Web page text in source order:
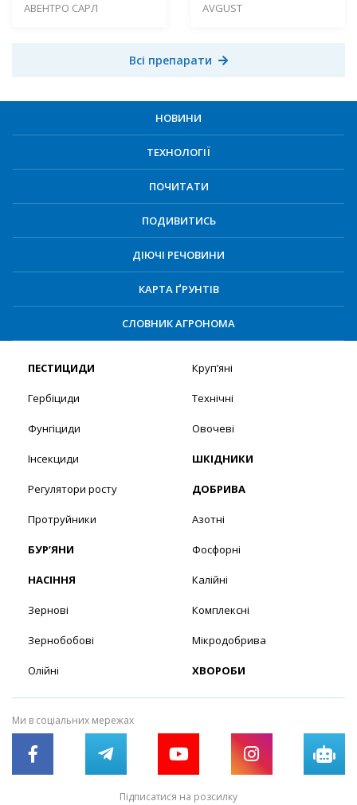
АВЕНТРО САРЛ AVGUST
Всі препарати
НОВИНИ
ТЕХНОЛОГІЇ
ПОЧИТАТИ
ПОДИВИТИСЬ
ДІЮЧІ РЕЧОВИНИ
КАРТА ҐРУНТІВ
СЛОВНИК АГРОНОМА
ПЕСТИЦИДИ
Гербіциди
Фунгіциди
Інсекциди
Регулятори росту
Протруйники
БУР’ЯНИ
НАСІННЯ
Зернові
Зернобобові
Олійні
Круп’яні
Технічні
Овочеві
ШКІДНИКИ
ДОБРИВА
Азотні
Фосфорні
Калійні
Комплексні
Мікродобрива
ХВОРОБИ
Ми в соціальних мережах
Підписатися на розсилку